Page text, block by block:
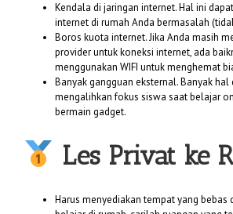
Kendala di jaringan internet. Hal ini
internet di rumah Anda bermasalah
Boros kuota internet. Jika Anda masih
provider untuk koneksi internet, ada
menggunakan WIFI untuk menghemat
Banyak gangguan eksternal. Banyak hal
mengalihkan fokus siswa saat belajar
bermain gadget.
Les Privat ke
Harus menyediakan tempat yang bebas